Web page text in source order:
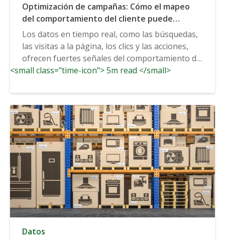
Optimización de campañas: Cómo el mapeo
del comportamiento del cliente puede
ayudarle a probar y automatizar su mensaje
Los datos en tiempo real, como las búsquedas,
las visitas a la página, los clics y las acciones,
ofrecen fuertes señales del comportamiento de
los usuarios....
<small class="time-icon"> 5m read </small>
Datos